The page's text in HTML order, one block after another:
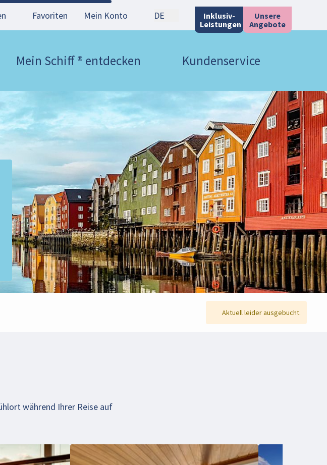
Favoriten Mein Konto DE
Inklusiv-
Leistungen
Unsere
Angebote
Mein Schiff ® entdecken Kundenservice
Aktuell leider ausgebucht.
während Ihrer Reise auf